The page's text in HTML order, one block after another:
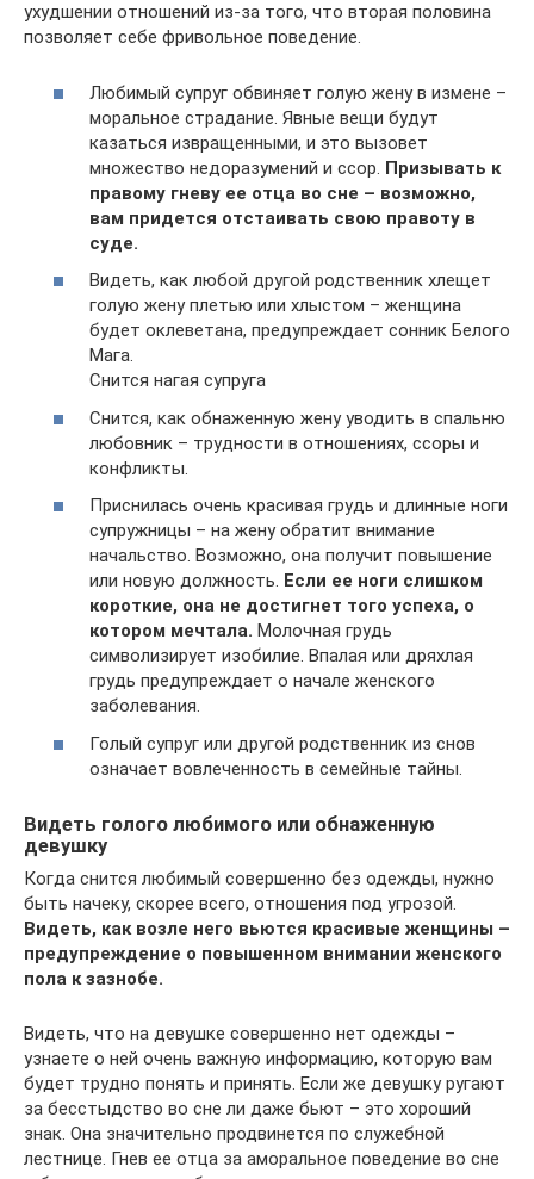
ухудшении отношений из-за того, что вторая половина
позволяет себе фривольное поведение.
Любимый супруг обвиняет голую жену в измене –
моральное страдание. Явные вещи будут
казаться извращенными, и это вызовет
множество недоразумений и ссор. Призывать к
правому гневу ее отца во сне – возможно,
вам придется отстаивать свою правоту в
суде.
Видеть, как любой другой родственник хлещет
голую жену плетью или хлыстом – женщина
будет оклеветана, предупреждает сонник Белого
Мага.
Снится нагая супруга
Снится, как обнаженную жену уводить в спальню
любовник – трудности в отношениях, ссоры и
конфликты.
Приснилась очень красивая грудь и длинные ноги
супружницы – на жену обратит внимание
начальство. Возможно, она получит повышение
или новую должность. Если ее ноги слишком
короткие, она не достигнет того успеха, о
котором мечтала. Молочная грудь
символизирует изобилие. Впалая или дряхлая
грудь предупреждает о начале женского
заболевания.
Голый супруг или другой родственник из снов
означает вовлеченность в семейные тайны.
Видеть голого любимого или обнаженную
девушку
Когда снится любимый совершенно без одежды, нужно
быть начеку, скорее всего, отношения под угрозой.
Видеть, как возле него вьются красивые женщины –
предупреждение о повышенном внимании женского
пола к зазнобе.
Видеть, что на девушке совершенно нет одежды –
узнаете о ней очень важную информацию, которую вам
будет трудно понять и принять. Если же девушку ругают
за бесстыдство во сне ли даже бьют – это хороший
знак. Она значительно продвинется по служебной
лестнице. Гнев ее отца за аморальное поведение во сне